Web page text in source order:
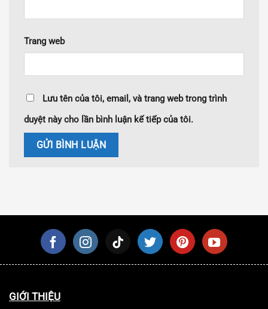
Trang web
Lưu tên của tôi, email, và trang web trong trình
duyệt này cho lần bình luận kế tiếp của tôi.
GIỚI THIỆU